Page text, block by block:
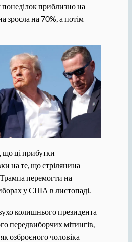
понеділок приблизно на
зросла на 70%, а потім
що ці прибутки
на те, що стрілянина
перемогти на
у США в листопаді.
колишнього президента
передвиборчих мітингів,
озброєного чоловіка